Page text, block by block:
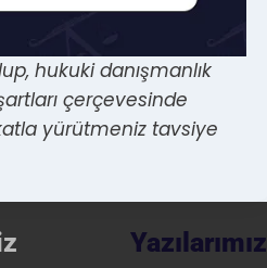
hukuki danışmanlık
çerçevesinde
yürütmeniz tavsiye
Yazılarımız